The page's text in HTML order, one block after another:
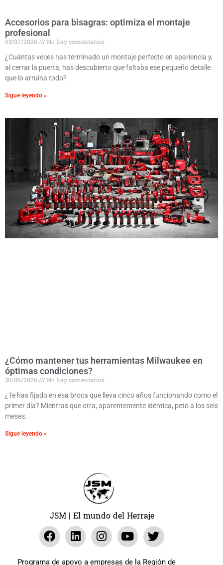
Accesorios para bisagras: optimiza el montaje
profesional
03/07/2026
No hay comentarios
¿Cuántas veces has terminado un montaje perfecto en apariencia y,
al cerrar la puerta, has descubierto que faltaba ese pequeño detalle
que lo arruina todo?
Sigue leyendo »
¿Cómo mantener tus herramientas Milwaukee en
óptimas condiciones?
30/06/2026
No hay comentarios
¿Te has fijado en esa broca que lleva cinco años funcionando como el
primer día? Mientras que otra, aparentemente idéntica, petó a los seis
meses.
Sigue leyendo »
JSM | El mundo del Herraje
Programa de apoyo a empresas de la Región de